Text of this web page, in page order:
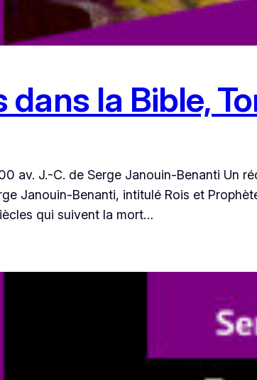
dans la Bible,
av. J.-C. de Serge Janouin-Benanti Un
Janouin-Benanti, intitulé Rois et
qui suivent la mort…